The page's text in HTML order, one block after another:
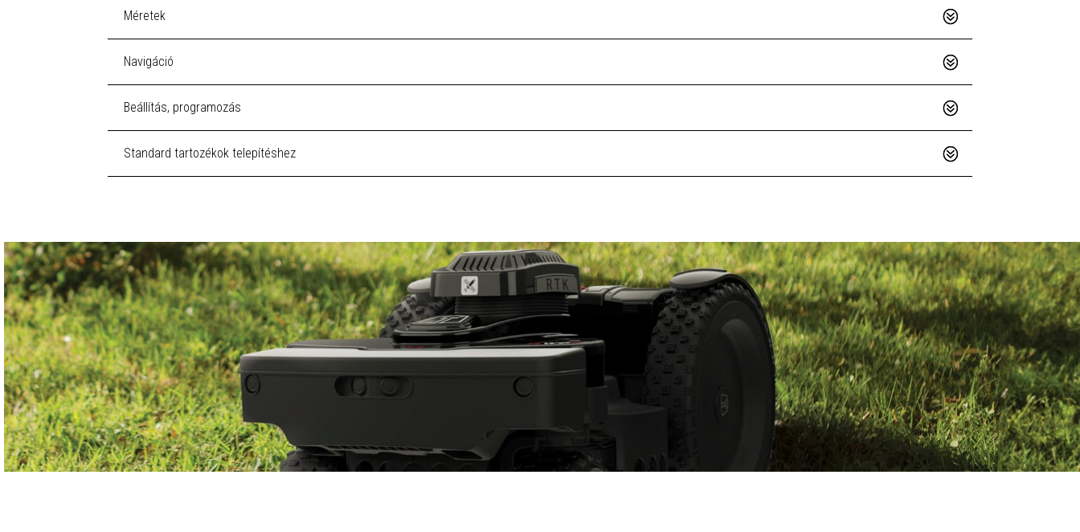
Méretek
Navigáció
Beállítás, programozás
Standard tartozékok telepítéshez